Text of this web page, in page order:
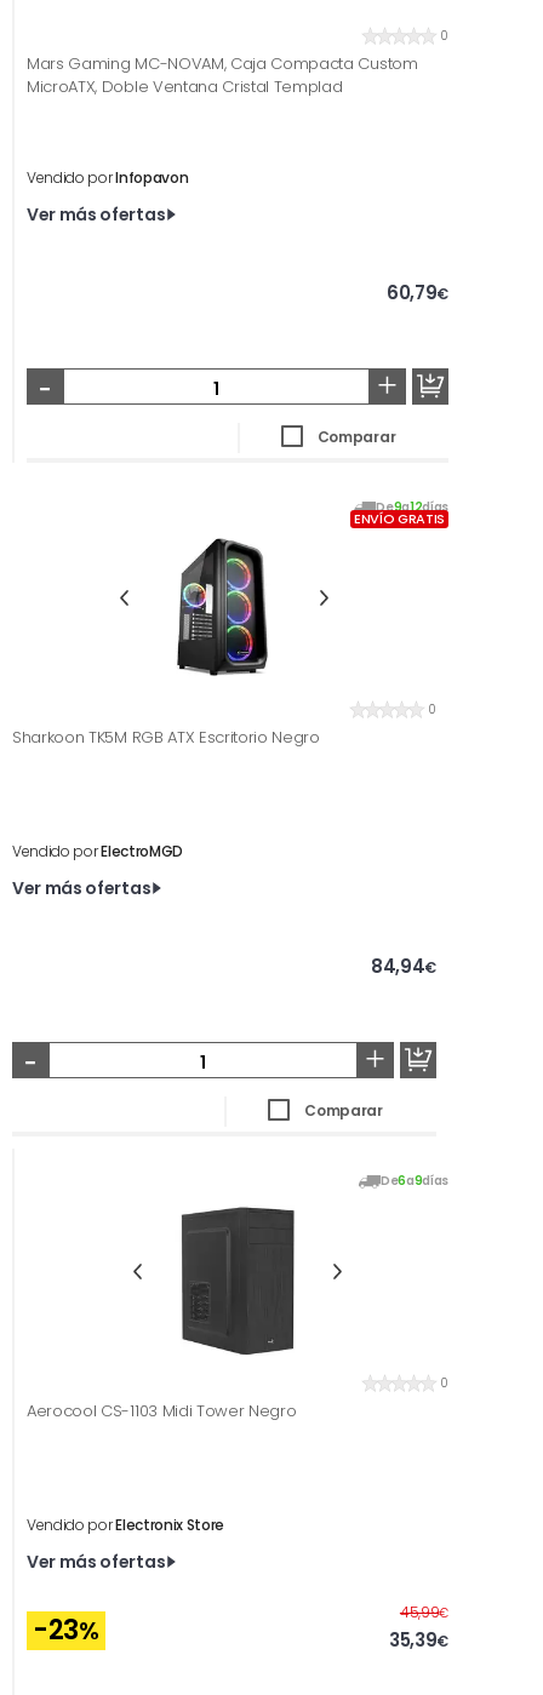
0
Mars Gaming MC-NOVAM, Caja Compacta Custom
MicroATX, Doble Ventana Cristal Templad
Vendido porInfopavon
Ver más ofertas
60,79€
- +
Comparar
De9a12días
ENVÍO GRATIS
0
Sharkoon TK5M RGB ATX Escritorio Negro
Vendido porElectroMGD
Ver más ofertas
84,94€
- +
Comparar
De6a9días
0
Aerocool CS-1103 Midi Tower Negro
Vendido porElectronix Store
Ver más ofertas
-23%
45,99€Antes
35,39€